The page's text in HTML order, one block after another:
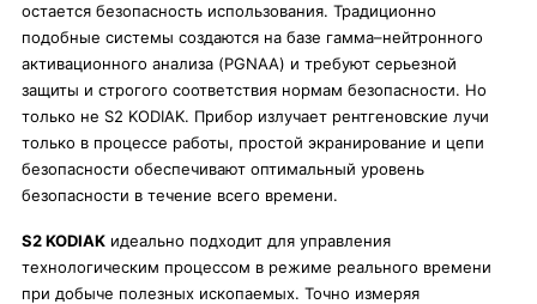
остается безопасность использования. Традиционно
подобные системы создаются на базе гамма–нейтронного
активационного анализа (PGNAA) и требуют серьезной
защиты и строгого соответствия нормам безопасности. Но
только не S2 KODIAK. Прибор излучает рентгеновские лучи
только в процессе работы, простой экранирование и цепи
безопасности обеспечивают оптимальный уровень
безопасности в течение всего времени.
S2 KODIAK идеально подходит для управления
технологическим процессом в режиме реального времени
при добыче полезных ископаемых. Точно измеряя